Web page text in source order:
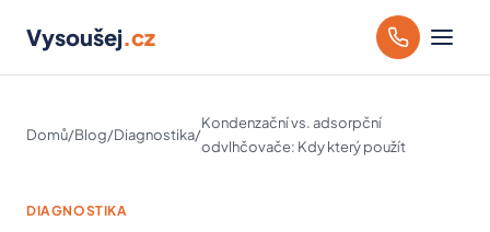
Vysoušej.cz
Domů/Blog/Diagnostika/
Kondenzační vs. adsorpční
odvlhčovače: Kdy který použít
DIAGNOSTIKA